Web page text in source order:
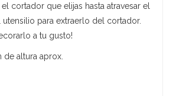
cortador que elijas hasta atravesar el
para extraerlo del cortador.
a tu gusto!
de altura aprox.